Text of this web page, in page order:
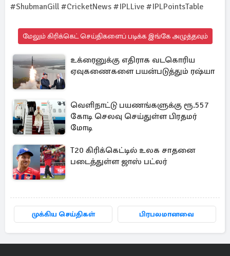
#ShubmanGill #CricketNews #IPLLive #IPLPointsTable
மேலும் கிரிக்கெட் செய்திகளைப் படிக்க இங்கே அழுத்தவும்
உக்ரைனுக்கு எதிராக வடகொரிய
ஏவுகணைகளை பயன்படுத்தும் ரஷ்யா
வெளிநாட்டு பயணங்களுக்கு ரூ.557
கோடி செலவு செய்துள்ள பிரதமர்
மோடி
T20 கிரிக்கெட்டில் உலக சாதனை
படைத்துள்ள ஜாஸ் பட்லர்
முக்கிய செய்திகள் பிரபலமானவை